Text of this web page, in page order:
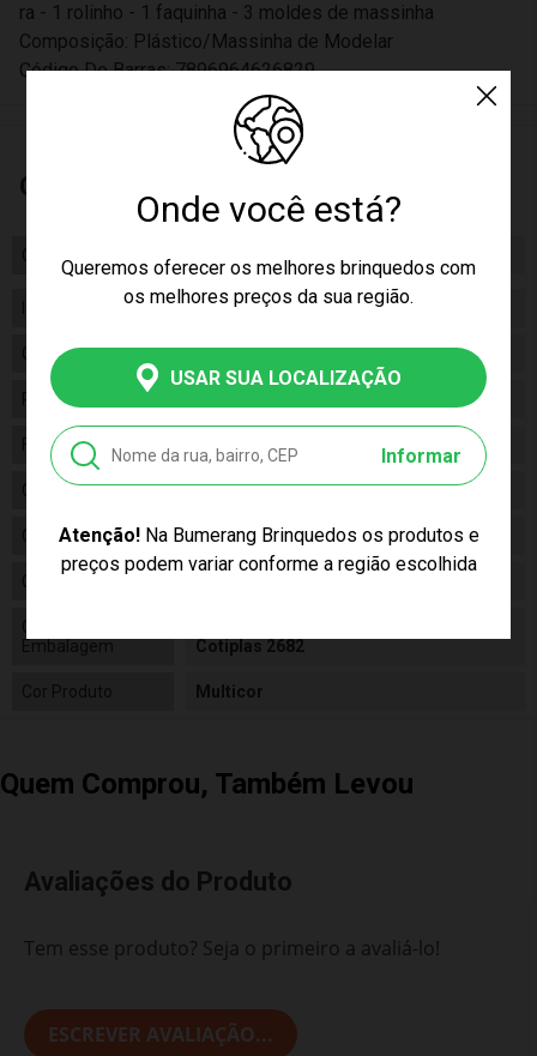
Onde você está?
Queremos oferecer os melhores brinquedos com
os melhores preços da sua região.
USAR SUA LOCALIZAÇÃO
Informar
Atenção!Na Bumerang Brinquedos os produtos e
preços podem variar conforme a região escolhida
ra - 1 rolinho - 1 faquinha - 3 moldes de massinha
Composição: Plástico/Massinha de Modelar
Código De Barras: 7896964626829
Características
Certificado/ Selo Inmetro
03+
Gênero Unissex
Personagem
Fabricante Cotiplas
Código 2682
Código de Barras 7896964626829
Composição
Conteúdo da
Embalagem
Cotiplas 2682
Cor Produto Multicor
Quem Comprou, Também Levou
Avaliações do Produto
Tem esse produto? Seja o primeiro a avaliá-lo!
ESCREVER AVALIAÇÃO...